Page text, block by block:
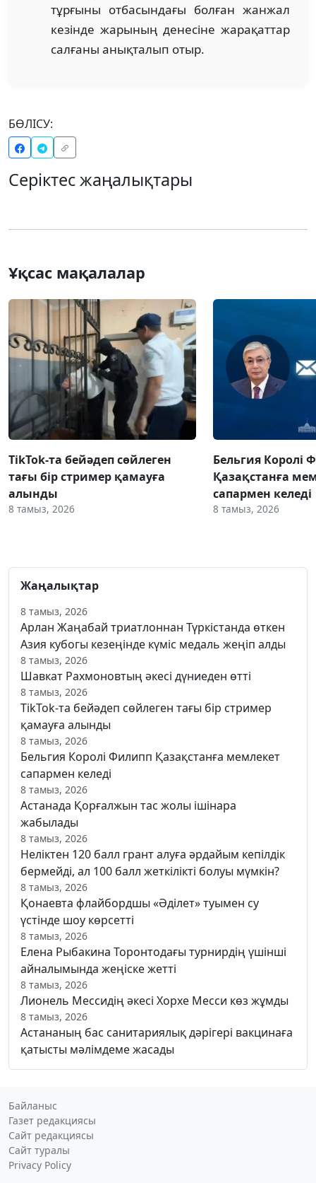
тұрғыны отбасындағы болған жанжал
кезінде жарының денесіне жарақаттар
салғаны анықталып отыр.
БӨЛІСУ:
Серіктес жаңалықтары
Ұқсас мақалалар
TikTok-та бейәдеп сөйлеген
тағы бір стример қамауға
алынды
8 тамыз, 2026
Бельгия Королі
Қазақстанға
сапармен келеді
8 тамыз, 2026
Жаңалықтар
8 тамыз, 2026
Арлан Жаңабай триатлоннан Түркістанда өткен
Азия кубогы кезеңінде күміс медаль жеңіп алды
8 тамыз, 2026
Шавкат Рахмоновтың әкесі дүниеден өтті
8 тамыз, 2026
TikTok-та бейәдеп сөйлеген тағы бір стример
қамауға алынды
8 тамыз, 2026
Бельгия Королі Филипп Қазақстанға мемлекет
сапармен келеді
8 тамыз, 2026
Астанада Қорғалжын тас жолы ішінара
жабылады
8 тамыз, 2026
Неліктен 120 балл грант алуға әрдайым кепілдік
бермейді, ал 100 балл жеткілікті болуы мүмкін?
8 тамыз, 2026
Қонаевта флайбордшы «Әділет» туымен су
үстінде шоу көрсетті
8 тамыз, 2026
Елена Рыбакина Торонтодағы турнирдің үшінші
айналымында жеңіске жетті
8 тамыз, 2026
Лионель Мессидің әкесі Хорхе Месси көз жұмды
8 тамыз, 2026
Астананың бас санитариялық дәрігері вакцинаға
қатысты мәлімдеме жасады
Байланыс
Газет редакциясы
Сайт редакциясы
Сайт туралы
Privacy Policy